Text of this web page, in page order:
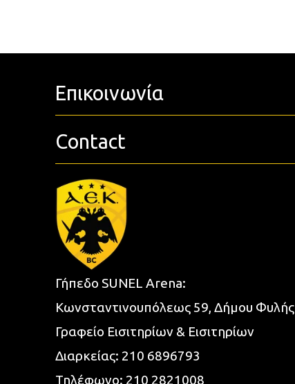
Επικοινωνία
Contact
Γήπεδο SUNEL Arena:
Κωνσταντινουπόλεως 59, Δήμου Φυλής
Γραφείο Εισιτηρίων & Εισιτηρίων
Διαρκείας: 210 6896793
Τηλέφωνο: 210 2821008